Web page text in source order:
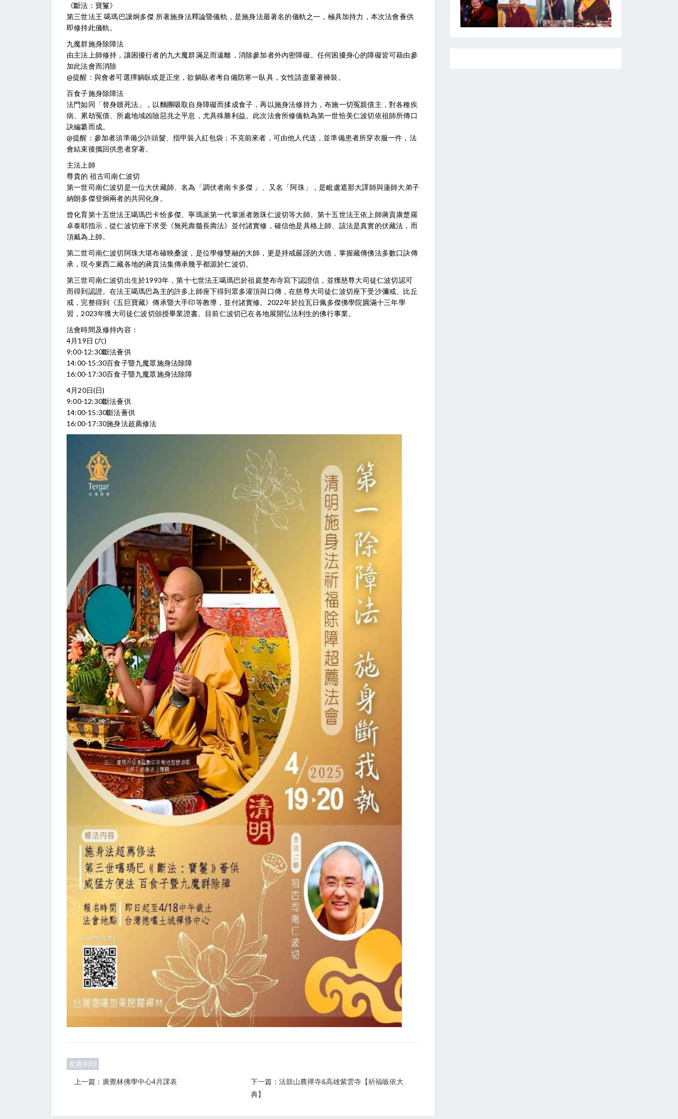
《斷法：寶鬘》
第三世法王 噶瑪巴讓炯多傑 所著施身法釋論暨儀軌，是施身法最著名的儀軌之一，極具加持力，本次法會薈供
即修持此儀軌。
九魔群施身除障法
由主法上師修持，讓困擾行者的九大魔群滿足而遠離，消除參加者外內密障礙。任何困擾身心的障礙皆可藉由參
加此法會而消除
@提醒：與會者可選擇躺臥或是正坐，欲躺臥者考自備防寒一臥具，女性請盡量著褲裝。
百食子施身除障法
法門如同「替身贖死法」，以麵團吸取自身障礙而揉成食子，再以施身法修持力，布施一切冤親債主，對各種疾
病、累劫冤債、所處地域凶險惡兆之平息，尤具殊勝利益。此次法會所修儀軌為第一世恰美仁波切依祖師所傳口
訣編纂而成。
@提醒：參加者須準備少許頭髮、指甲裝入紅包袋；不克前來者，可由他人代送，並準備患者所穿衣服一件，法
會結束後攜回供患者穿著。
主法上師
尊貴的 祖古司南仁波切
第一世司南仁波切是一位大伏藏師、名為「調伏者南卡多傑 」、又名「阿珠」，是毗盧遮那大譯師與蓮師大弟子
納朗多傑登炯兩者的共同化身。
曾化育第十五世法王噶瑪巴卡恰多傑、寧瑪派第一代掌派者敦珠仁波切等大師。第十五世法王依上師蔣貢康楚羅
卓泰耶指示，從仁波切座下求受《無死壽髓長壽法》並付諸實修，確信他是具格上師、該法是真實的伏藏法，而
頂戴為上師。
第二世司南仁波切阿珠大堪布確映桑波，是位學修雙融的大師，更是持戒嚴謹的大德，掌握藏傳佛法多數口訣傳
承，現今東西二藏各地的蔣貢法集傳承幾乎都源於仁波切。
第三世司南仁波切出生於1993年，第十七世法王噶瑪巴於祖庭楚布寺寫下認證信，並獲慈尊大司徒仁波切認可
而得到認證。在法王噶瑪巴為主的許多上師座下得到眾多灌頂與口傳，在慈尊大司徒仁波切座下受沙彌戒、比丘
戒，完整得到《五巨寶藏》傳承暨大手印等教導，並付諸實修。2022年於拉瓦日佩多傑佛學院圓滿十三年學
習，2023年獲大司徒仁波切頒授畢業證書。目前仁波切已在各地展開弘法利生的佛行事業。
法會時間及修持內容：
4月19日 (六)
9:00-12:30斷法薈供
14:00-15:30百食子暨九魔眾施身法除障
16:00-17:30百食子暨九魔眾施身法除障
4月20日(日)
9:00-12:30斷法薈供
14:00-15:30斷法薈供
16:00-17:30施身法超薦修法
友善列印
上一篇：廣覺林佛學中心4月課表
下一篇：法鼓山農禪寺&高雄紫雲寺【祈福皈依大
典】